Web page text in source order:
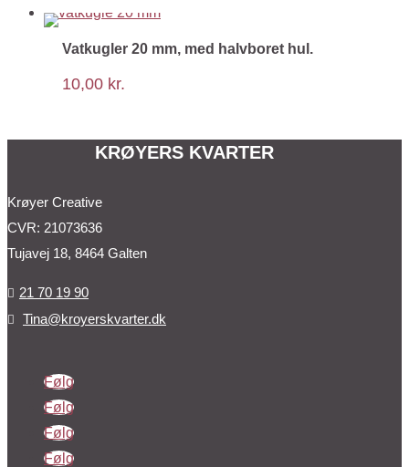
Vatkugler 20 mm, med halvboret hul.
10,00 kr.
KRØYERS KVARTER
Krøyer Creative
CVR: 21073636
Tujavej 18, 8464 Galten
 21 70 19 90
 Tina@kroyerskvarter.dk
Følg
Følg
Følg
Følg